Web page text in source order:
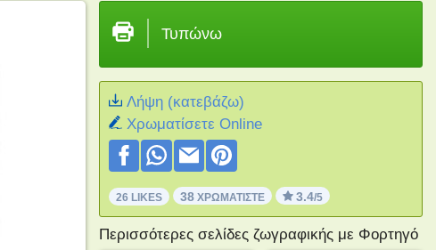
Τυπώνω
Λήψη (κατεβάζω)
Xρωματίσετε Online
26 LIKES 38ΧΡΩΜΑΤΊΣΤΕ 3.4/5
Περισσότερες σελίδες ζωγραφικής με Φορτηγό